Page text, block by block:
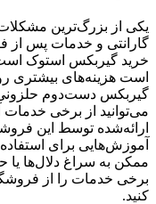
یکی از بزرگ‌ترین
گارانتی و خدمات پس از
خرید گیربکس استوک
است هزینه‌های بیشتری
گیربکس دست‌دوم حلزونی
می‌توانید از برخی
ارائه‌شده توسط این
آموزش‌هایی برای
ممکن به سراغ دلال‌ها یا
برخی خدمات را از
کنید.